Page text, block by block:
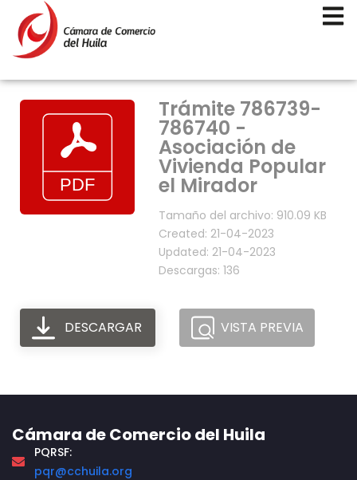
Trámite 786739-
786740 -
Asociación de
Vivienda Popular
el Mirador
Tamaño del archivo: 910.09 KB
Created: 21-04-2023
Updated: 21-04-2023
Descargas: 136
DESCARGAR VISTA PREVIA
Cámara de Comercio del Huila
PQRSF:
pqr@cchuila.org